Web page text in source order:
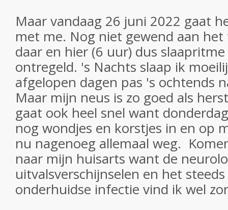
Maar vandaag 26 juni 2022 gaat
met me. Nog niet gewend aan
daar en hier (6 uur) dus
ontregeld. 's Nachts slaap ik
afgelopen dagen pas 's ochtends
Maar mijn neus is zo goed als
gaat ook heel snel want
nog wondjes en korstjes in en op
nu nagenoeg allemaal weg.
naar mijn huisarts want de
uitvalsverschijnselen en het
onderhuidse infectie vind ik wel